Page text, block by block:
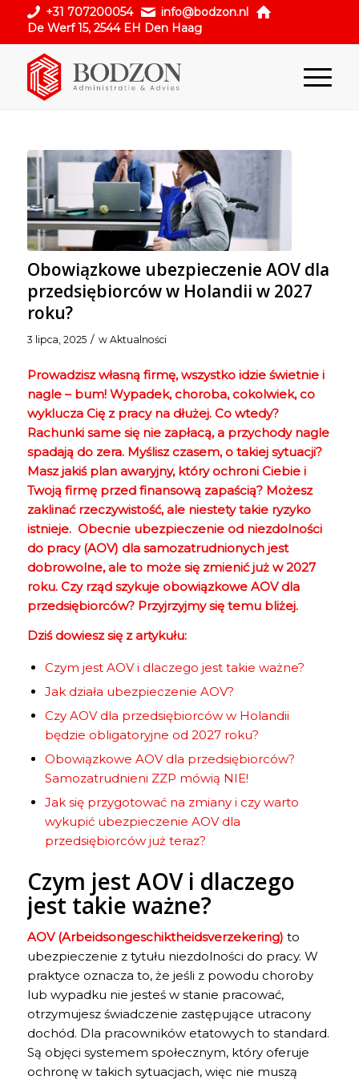
+31 707200054
info@bodzon.nl
De Werf 15, 2544 EH Den Haag
Obowiązkowe ubezpieczenie AOV dla
przedsiębiorców w Holandii w 2027
roku?
3 lipca, 2025 / w Aktualności
Prowadzisz własną firmę, wszystko idzie świetnie i
nagle – bum! Wypadek, choroba, cokolwiek, co
wyklucza Cię z pracy na dłużej. Co wtedy?
Rachunki same się nie zapłacą, a przychody nagle
spadają do zera. Myślisz czasem, o takiej sytuacji?
Masz jakiś plan awaryjny, który ochroni Ciebie i
Twoją firmę przed finansową zapaścią? Możesz
zaklinać rzeczywistość, ale niestety takie ryzyko
istnieje. Obecnie ubezpieczenie od niezdolności
do pracy (AOV) dla samozatrudnionych jest
dobrowolne, ale to może się zmienić już w 2027
roku. Czy rząd szykuje obowiązkowe AOV dla
przedsiębiorców? Przyjrzyjmy się temu bliżej.
Dziś dowiesz się z artykułu:
Czym jest AOV i dlaczego jest takie ważne?
Jak działa ubezpieczenie AOV?
Czy AOV dla przedsiębiorców w Holandii
będzie obligatoryjne od 2027 roku?
Obowiązkowe AOV dla przedsiębiorców?
Samozatrudnieni ZZP mówią NIE!
Jak się przygotować na zmiany i czy warto
wykupić ubezpieczenie AOV dla
przedsiębiorców już teraz?
Czym jest AOV i dlaczego
jest takie ważne?
AOV (Arbeidsongeschiktheidsverzekering) to
ubezpieczenie z tytułu niezdolności do pracy. W
praktyce oznacza to, że jeśli z powodu choroby
lub wypadku nie jesteś w stanie pracować,
otrzymujesz świadczenie zastępujące utracony
dochód. Dla pracowników etatowych to standard.
Są objęci systemem społecznym, który oferuje
ochronę w takich sytuacjach, więc nie muszą